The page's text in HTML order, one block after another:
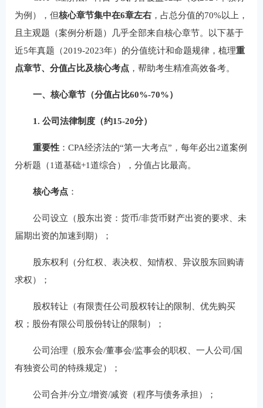
为例），但核心章节集中在6章左右 ，占总分值的70%以上，
且主观题（案例分析题）几乎全部来自核心章节。以下基于
近5年真题（2019-2023年）的分值统计和命题规律，梳理重
点章节、分值占比及核心考点 ，帮助考生精准高效备考。
一、核心章节（分值占比60%-70%）
1. 公司法律制度（约15-20分）
重要性：CPA经济法的“第一大考点”，每年必出2道案例
分析题（1道基础+1道综合），分值占比最高。
核心考点：
公司设立（股东出资：货币/非货币财产出资的要求、未
届期出资的加速到期）；
股东权利（分红权、表决权、知情权、异议股东回购请
求权）；
股权转让（有限责任公司股权转让的限制、优先购买
权；股份有限公司股份转让的限制）；
公司治理（股东会/董事会/监事会的职权、一人公司/国
有独资公司的特殊规定）；
公司合并/分立/增资/减资（程序与债务承担）；